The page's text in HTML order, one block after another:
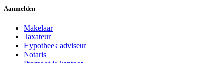
Aanmelden
Makelaar
Taxateur
Hypotheek adviseur
Notaris